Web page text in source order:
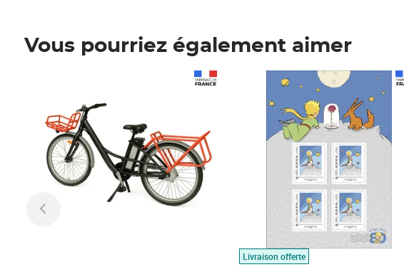
Vous pourriez également aimer
Livraison offerte
Prix 7,50€